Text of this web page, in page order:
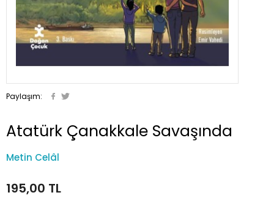
Paylaşım:
Atatürk Çanakkale Savaşında
Metin Celâl
195,00 TL